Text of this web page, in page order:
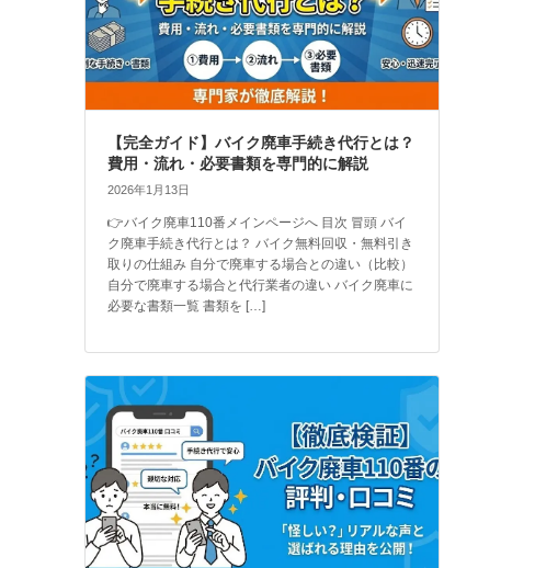
【完全ガイド】バイク廃車手続き代行とは？
費用・流れ・必要書類を専門的に解説
2026年1月13日
👉バイク廃車110番メインページへ 目次 冒頭 バイ
ク廃車手続き代行とは？ バイク無料回収・無料引き
取りの仕組み 自分で廃車する場合との違い（比較）
自分で廃車する場合と代行業者の違い バイク廃車に
必要な書類一覧 書類を […]